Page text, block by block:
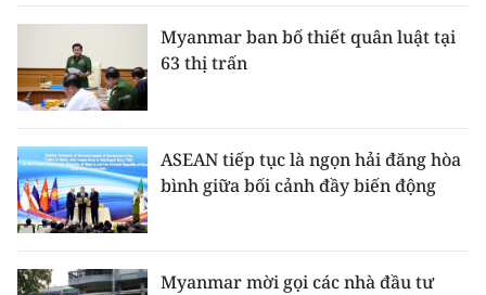
VỀ BÁO NHÂN DÂN
THỜI NAY
NHÂN DÂN HẰNG THÁNG
MUA BÁO
ĐỌC BÁO IN
Myanmar ban bố thiết quân luật tại
63 thị trấn
ASEAN tiếp tục là ngọn hải đăng hòa
bình giữa bối cảnh đầy biến động
Myanmar mời gọi các nhà đầu tư